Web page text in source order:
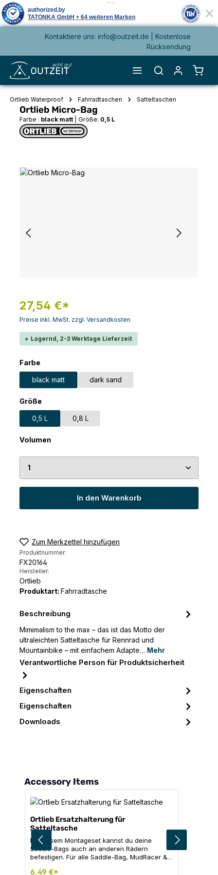
springenKontaktiere uns: info@outzeit.de | Kostenlose
Rücksendung
Ortlieb Waterproof Fahrradtaschen Satteltaschen
Ortlieb Micro-Bag
Farbe : black matt Größe: 0,5 L
Bildergalerie überspringen
27,54 €*
Preise inkl. MwSt. zzgl. Versandkosten
Lagernd, 2-3 Werktage Lieferzeit
Farbeauswählen
black matt dark sand
Größeauswählen
0,5 L 0,8 L
Volumenauswählen
Produkt Anzahl: Gib den gewünschten Wert
In den Warenkorb
Zum Merkzettel hinzufügen
Produktnummer:
FX20164
Hersteller:
Ortlieb
Produktart: Fahrradtasche
Beschreibung
Mimimalism to the max – das ist das Motto der
ultraleichten Satteltasche für Rennrad und
Mountainbike – mit einfachem Adapte… Mehr
Verantwortliche Person für Produktsicherheit
Eigenschaften
Eigenschaften
Downloads
Produktgalerie überspringen
Accessory Items
Ortlieb Ersatzhalterung für
Satteltasche
Mit diesem Montageset kannst du deine
Saddle-Bags auch an anderen Rädern
befestigen. Für alle Saddle-Bag, MudRacer &
6,49 €*